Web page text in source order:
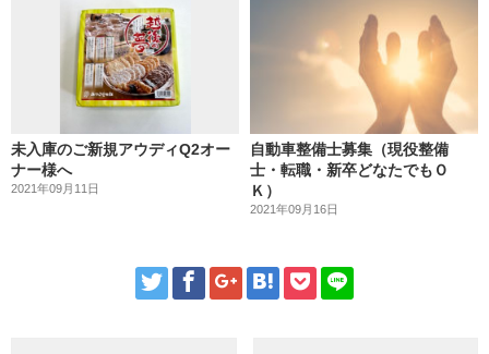
未入庫のご新規アウディQ2オー
ナー様へ
2021年09月11日
自動車整備士募集（現役整備
士・転職・新卒どなたでもＯ
Ｋ）
2021年09月16日